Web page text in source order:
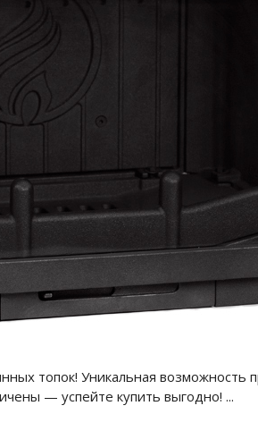
топок! Уникальная
— успейте купить выгодно! ...